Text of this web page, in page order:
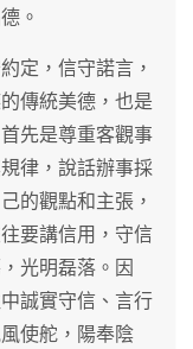
。
定，信守諾言，
傳統美德，也是
先是尊重客觀事
律，說話辦事採
的觀點和主張，
要講信用，守信
光明磊落。因
誠實守信、言行
使舵，陽奉陰